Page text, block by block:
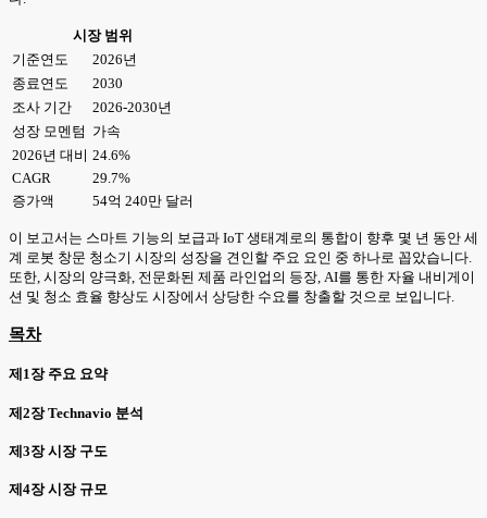
시장 범위
기준연도
2026년
종료연도
2030
조사 기간
2026-2030년
성장 모멘텀 가속
2026년 대비 24.6%
CAGR
29.7%
증가액
54억 240만 달러
이 보고서는 스마트 기능의 보급과 IoT 생태계로의 통합이 향후 몇 년 동안 세
계 로봇 창문 청소기 시장의 성장을 견인할 주요 요인 중 하나로 꼽았습니다.
또한, 시장의 양극화, 전문화된 제품 라인업의 등장, AI를 통한 자율 내비게이
션 및 청소 효율 향상도 시장에서 상당한 수요를 창출할 것으로 보입니다.
목차
제1장 주요 요약
제2장 Technavio 분석
제3장 시장 구도
제4장 시장 규모